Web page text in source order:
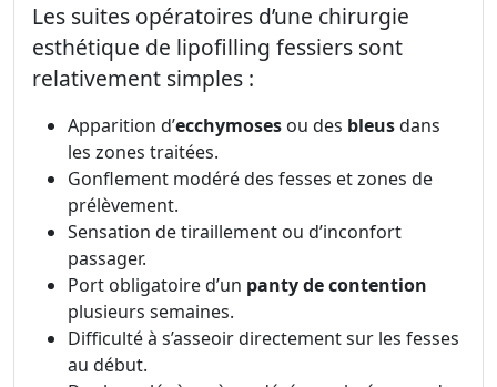
Les suites opératoires d’une chirurgie
esthétique de lipofilling fessiers sont
relativement simples :
Apparition d’ecchymoses ou des bleusdans
les zones traitées.
Gonflement modéré des fesses et zones de
prélèvement.
Sensation de tiraillement ou d’inconfort
passager.
Port obligatoire d’un panty de contention
plusieurs semaines.
Difficulté à s’asseoir directement sur les fesses
au début.